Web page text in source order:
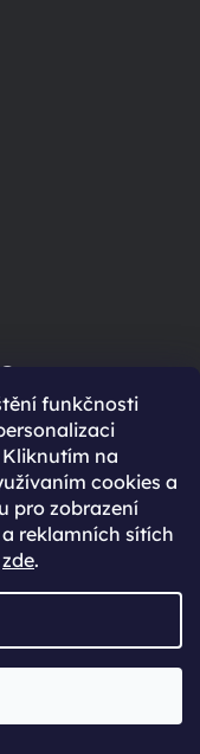
funkčnosti
na
cookies a
pro zobrazení
reklamních sítích
zde.